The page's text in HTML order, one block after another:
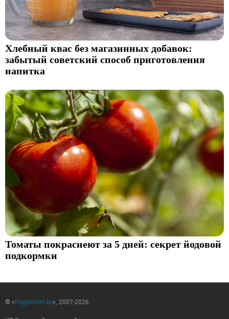
Хлебный квас без магазинных добавок:
забытый советский способ приготовления
напитка
Томаты покраснеют за 5 дней: секрет йодовой
подкормки
© « Pogovorim.by», 2007-2026.